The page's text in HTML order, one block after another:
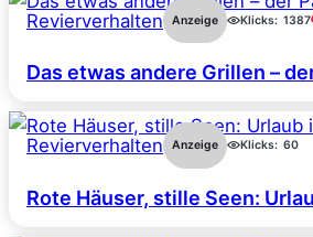
Revierverhalten Anzeige Klicks: 1387
Das etwas andere Grillen –
Revierverhalten Anzeige Klicks: 60
Rote Häuser, stille Seen: